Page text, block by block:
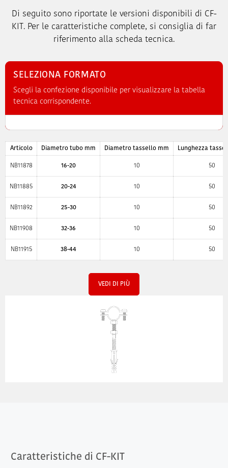
Di seguito sono riportate le versioni disponibili di CF-
KIT. Per le caratteristiche complete, si consiglia di far
riferimento alla scheda tecnica.
SELEZIONA FORMATO
Scegli la confezione disponibile per visualizzare la tabella
tecnica corrispondente.
Articolo Diametro tubo mm Diametro tassello mm Lunghezza
NB11878 16-20 10 50
NB11885 20-24 10 50
NB11892 25-30 10 50
NB11908 32-36 10 50
NB11915 38-44 10 50
VEDI DI PIÙ
Caratteristiche di CF-KIT